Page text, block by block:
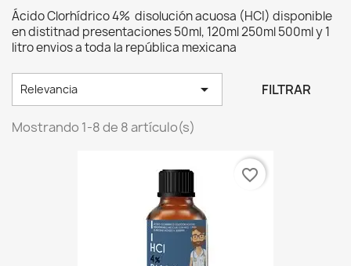
Ácido Clorhídrico 4% disolución acuosa (HCI) disponible
en distitnad presentaciones 50ml, 120ml 250ml 500ml y 1
litro envios a toda la república mexicana
Relevancia  FILTRAR
Mostrando 1-8 de 8 artículo(s)
favorite_border